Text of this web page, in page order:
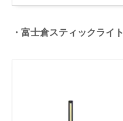
・富士倉スティックライト